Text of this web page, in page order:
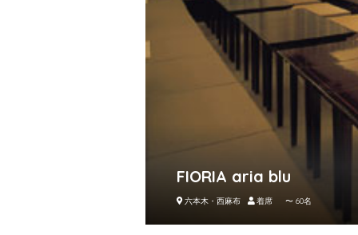
FIORIA aria blu
六本木・西麻布 着席 〜 60名